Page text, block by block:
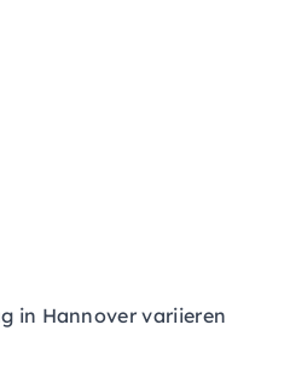
in Hannover variieren